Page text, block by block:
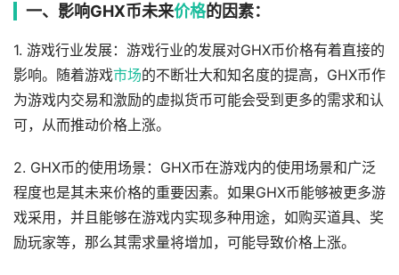
一、影响GHX币未来价格的因素：
1. 游戏行业发展：游戏行业的发展对GHX币价格有着直接的
影响。随着游戏市场的不断壮大和知名度的提高，GHX币作
为游戏内交易和激励的虚拟货币可能会受到更多的需求和认
可，从而推动价格上涨。
2. GHX币的使用场景：GHX币在游戏内的使用场景和广泛
程度也是其未来价格的重要因素。如果GHX币能够被更多游
戏采用，并且能够在游戏内实现多种用途，如购买道具、奖
励玩家等，那么其需求量将增加，可能导致价格上涨。